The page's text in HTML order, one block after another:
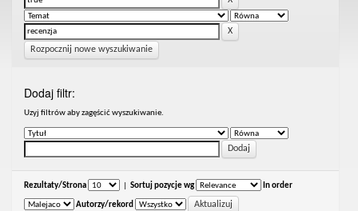
Rozpocznij nowe wyszukiwanie
Dodaj filtr:
Uzyj filtrów aby zagęścić wyszukiwanie.
Rezultaty/Strona Sortuj pozycje wg In order
Autorzy/rekord